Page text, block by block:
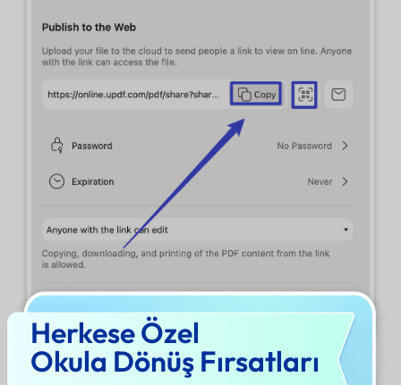
2. PDF'yi E-postayla Gönder
Herkese Özel
Okula Dönüş Fırsatları